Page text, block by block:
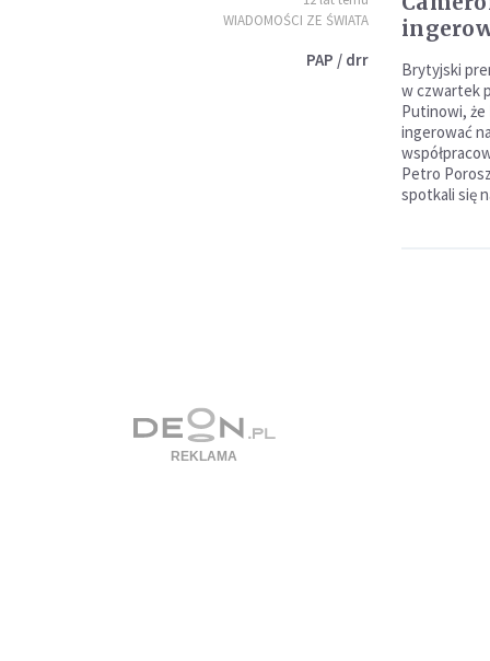
WIADOMOŚCI ZE ŚWIATA
PAP / drr
Brytyjski
w czwartek
Putinowi,
ingerować
Petro
spotkali się